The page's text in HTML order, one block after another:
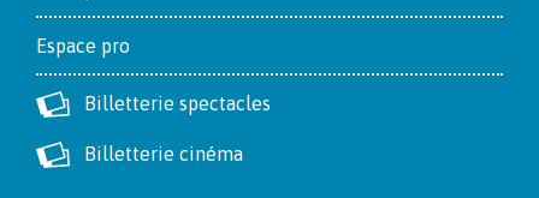
Espace pro
Billetterie spectacles
Billetterie cinéma